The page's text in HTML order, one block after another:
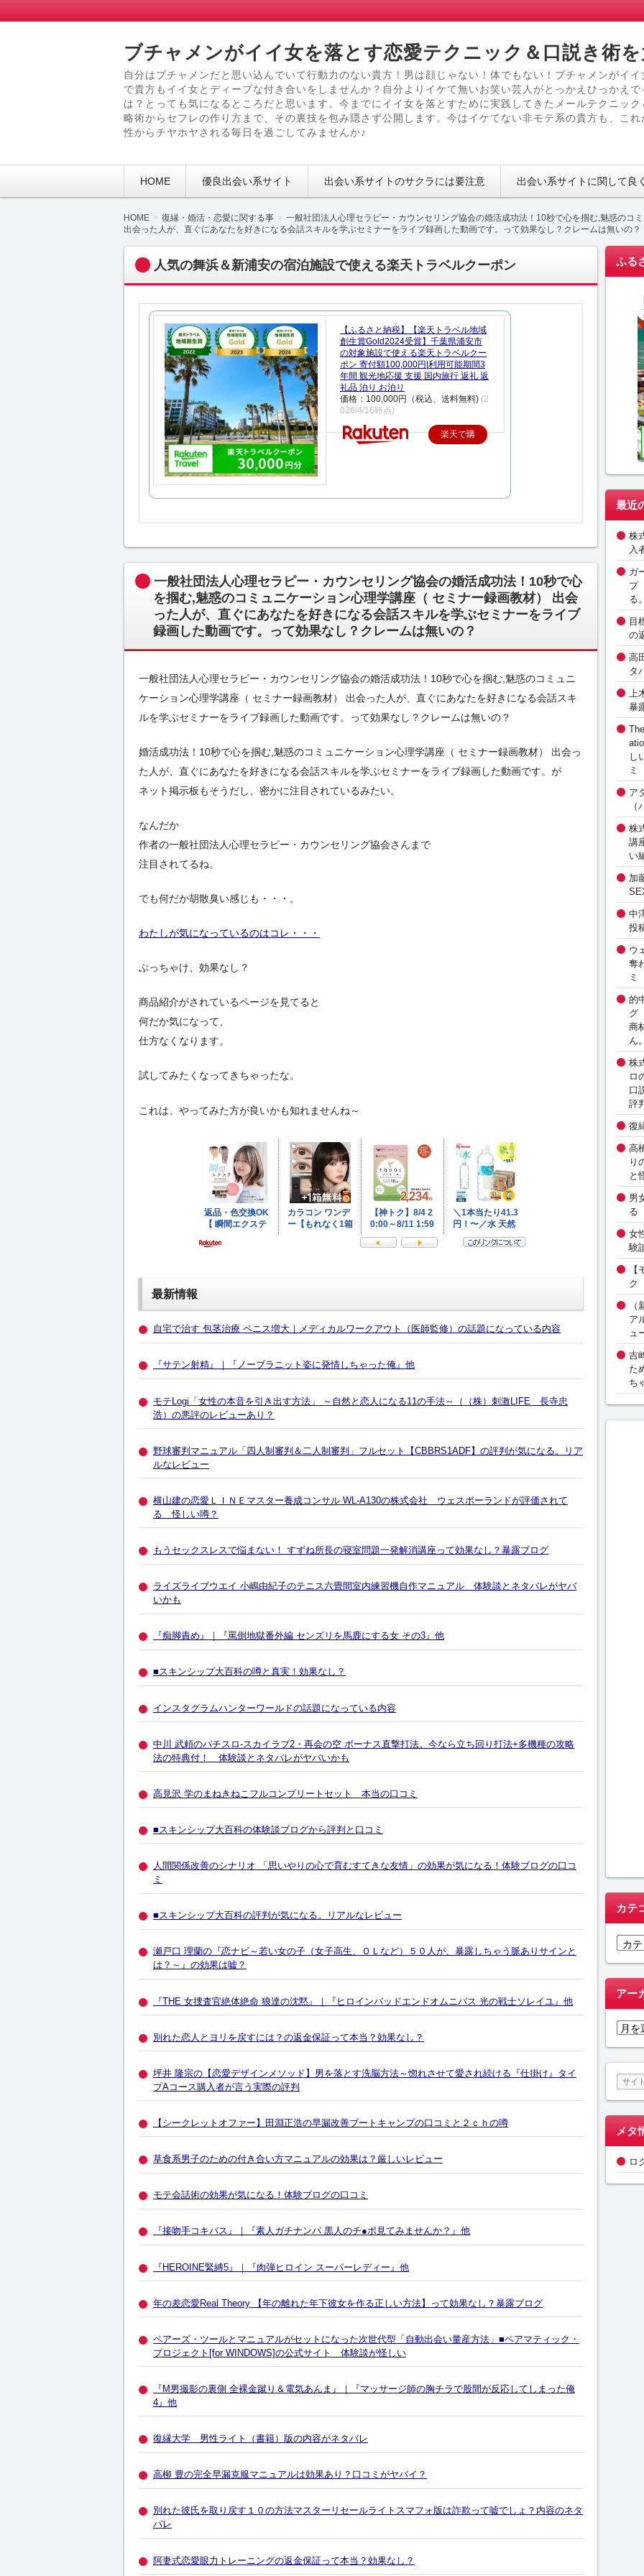
ブチャメンがイイ女を落とす恋愛テクニック＆口説き術
自分はブチャメンだと思い込んでいて行動力のない貴方！男は顔じゃない！体でもない！ブチャメンがイ
で貴方もイイ女とディープな付き合いをしませんか？自分よりイケて無いお笑い芸人がとっかえひっかえ
は？とっても気になるところだと思います。今までにイイ女を落とすために実践してきたメールテクニッ
略術からセフレの作り方まで、その裏技を包み隠さず公開します。今はイケてない非モテ系の貴方も、こ
性からチヤホヤされる毎日を過ごしてみませんか♪
HOME 優良出会い系サイト 出会い系サイトのサクラには要注意 出会い系サイトに関して良
HOME 復縁・婚活・恋愛に関する事
一般社団法人心理セラピー・カウンセリング協会の婚活成功法！10秒で心を掴む,魅惑のコ
出会った人が、直ぐにあなたを好きになる会話スキルを学ぶセミナーをライブ録画した動画です。って効果なし？クレームは無いの？
人気の舞浜＆新浦安の宿泊施設で使える楽天トラベルクーポン
【ふるさと納税】【楽天トラベル地域
創生賞Gold2024受賞】千葉県浦安市
の対象施設で使える楽天トラベルクー
ポン 寄付額100,000円|利用可能期間3
年間 観光地応援 支援 国内旅行 返礼 返
礼品 泊り お泊り
価格：100,000円（税込、送料無料) (2
026/4/16時点)
楽天で購
一般社団法人心理セラピー・カウンセリング協会の婚活成功法！10秒で心
を掴む,魅惑のコミュニケーション心理学講座（ セミナー録画教材） 出会
った人が、直ぐにあなたを好きになる会話スキルを学ぶセミナーをライブ
録画した動画です。って効果なし？クレームは無いの？
一般社団法人心理セラピー・カウンセリング協会の婚活成功法！10秒で心を掴む,魅惑のコミュニ
ケーション心理学講座（ セミナー録画教材） 出会った人が、直ぐにあなたを好きになる会話スキ
ルを学ぶセミナーをライブ録画した動画です。って効果なし？クレームは無いの？
婚活成功法！10秒で心を掴む,魅惑のコミュニケーション心理学講座（ セミナー録画教材） 出会っ
た人が、直ぐにあなたを好きになる会話スキルを学ぶセミナーをライブ録画した動画です。が
ネット掲示板もそうだし、密かに注目されているみたい。
なんだか
作者の一般社団法人心理セラピー・カウンセリング協会さんまで
注目されてるね。
でも何だか胡散臭い感じも・・・。
わたしが気になっているのはコレ・・・
ぶっちゃけ、効果なし？
商品紹介がされているページを見てると
何だか気になって、
仕方なくなります。
試してみたくなってきちゃったな。
これは、やってみた方が良いかも知れませんね～
最新情報
自宅で治す 包茎治療 ペニス増大｜メディカルワークアウト（医師監修）の話題になっている内容
『サテン射精』｜『ノーブラニット姿に発情しちゃった俺』他
モテLogi「女性の本音を引き出す方法」 ～自然と恋人になる11の手法～（（株）刺激LIFE 長寺忠
浩）の悪評のレビューあり？
野球審判マニュアル「四人制審判＆二人制審判」フルセット【CBBRS1ADF】の評判が気になる。リア
ルなレビュー
横山建の恋愛ＬＩＮＥマスター養成コンサル WL-A130の株式会社 ウェスポーランドが評価されて
る 怪しい噂？
もうセックスレスで悩まない！ すずね所長の寝室問題一発解消講座って効果なし？暴露ブログ
ライズライブウエイ 小嶋由紀子のテニス六畳間室内練習機自作マニュアル 体験談とネタバレがヤバ
いかも
『痴脚責め』｜『罵倒地獄番外編 センズリを馬鹿にする女 その3』他
■スキンシップ大百科の噂と真実！効果なし？
インスタグラムハンターワールドの話題になっている内容
中川 武頼のパチスロ-スカイラブ2・再会の空 ボーナス直撃打法。今なら立ち回り打法+多機種の攻略
法の特典付！ 体験談とネタバレがヤバいかも
高見沢 学のまねきねこフルコンプリートセット 本当の口コミ
■スキンシップ大百科の体験談ブログから評判と口コミ
人間関係改善のシナリオ 「思いやりの心で育むすてきな友情」の効果が気になる！体験ブログの口コ
ミ
■スキンシップ大百科の評判が気になる。リアルなレビュー
瀬戸口 理蘭の『恋ナビ～若い女の子（女子高生、ＯＬなど）５０人が、暴露しちゃう脈ありサインと
は？～』の効果は嘘？
『THE 女捜査官絶体絶命 狼達の沈黙』｜『ヒロインバッドエンドオムニバス 光の戦士ソレイユ』他
別れた恋人とヨリを戻すには？の返金保証って本当？効果なし？
坪井 隆宗の【恋愛デザインメソッド】男を落とす洗脳方法～惚れさせて愛され続ける『仕掛け』タイ
プAコース購入者が言う実際の評判
【シークレットオファー】田淵正浩の早漏改善ブートキャンプの口コミと２ｃｈの噂
草食系男子のための付き合い方マニュアルの効果は？厳しいレビュー
モテ会話術の効果が気になる！体験ブログの口コミ
『接吻手コキバス』｜『素人ガチナンパ 黒人のチ●ポ見てみませんか？』他
『HEROINE緊縛5』｜『肉弾ヒロイン スーパーレディー』他
年の差恋愛Real Theory 【年の離れた年下彼女を作る正しい方法】って効果なし？暴露ブログ
ペアーズ・ツールとマニュアルがセットになった次世代型「自動出会い量産方法」■ペアマティック・
プロジェクト[for WINDOWS]の公式サイト 体験談が怪しい
『M男撮影の裏側 全裸金蹴り＆電気あんま』｜『マッサージ師の胸チラで股間が反応してしまった俺
4』他
復縁大学 男性ライト（書籍）版の内容がネタバレ
高柳 豊の完全早漏克服マニュアルは効果あり？口コミがヤバイ？
別れた彼氏を取り戻す１０の方法マスターリセールライトスマフォ版は詐欺って嘘でしょ？内容のネタ
バレ
阿妻式恋愛眼力トレーニングの返金保証って本当？効果なし？
ふる
最近
株
入
ガ
プ
る
目
の
高
タ
上
暴
し
ミ
ア
株
講
い
加
中
投
ウ
奪
ミ
的
グ
商
ん
株
ロ
口
評
復
高
り
と
男
る
女
験
ク
ア
ュ
吉
た
ち
カテ
カ
ー
アー
ア
イ
ブ
メタ
ロ